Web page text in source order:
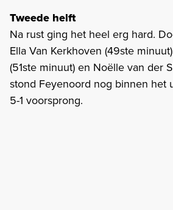
Tweede helft
Na rust ging het heel erg hard.
Ella Van Kerkhoven (49ste
(51ste minuut) en Noëlle van der
stond Feyenoord nog binnen het
5-1 voorsprong.